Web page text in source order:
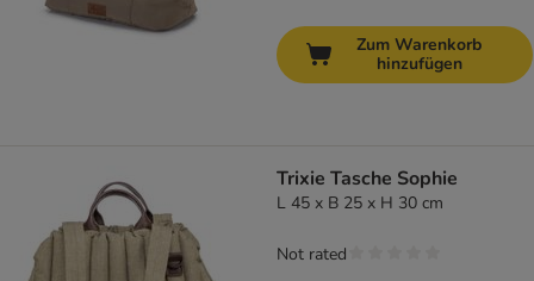
Zum Warenkorb
hinzufügen
Trixie Tasche Sophie
L 45 x B 25 x H 30 cm
Not rated